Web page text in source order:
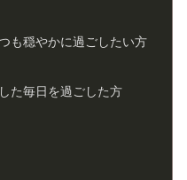
も穏やかに過ごしたい方
た毎日を過ごした方